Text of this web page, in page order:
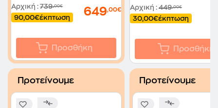
Αρχική : 739,00€
90,00€έκπτωση 649,00€
Προσθήκη
Αρχική : 449,00€
30,00€έκπτωση
Προσθήκη
Προτείνουμε Προτείνουμε